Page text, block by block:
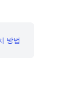
방법